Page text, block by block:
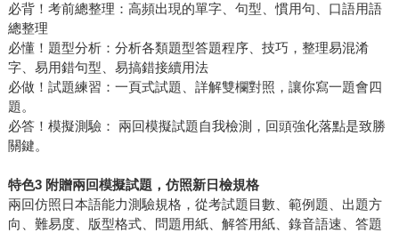
必背！考前總整理：高頻出現的單字、句型、慣用句、口語用語
總整理
必懂！題型分析：分析各類題型答題程序、技巧，整理易混淆
字、易用錯句型、易搞錯接續用法
必做！試題練習：一頁式試題、詳解雙欄對照，讓你寫一題會四
題。
必答！模擬測驗： 兩回模擬試題自我檢測，回頭強化落點是致勝
關鍵。
特色3 附贈兩回模擬試題，仿照新日檢規格
兩回仿照日本語能力測驗規格，從考試題目數、範例題、出題方
向、難易度、版型格式、問題用紙、解答用紙、錄音語速、答題